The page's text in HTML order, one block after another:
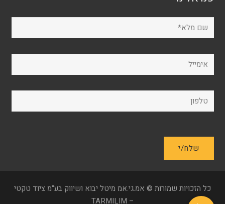
כל הזכויות שמורות © אמ.גי.אמ מיטל יבוא ושיווק בע"מ ציוד טקטי
– TARMILIM